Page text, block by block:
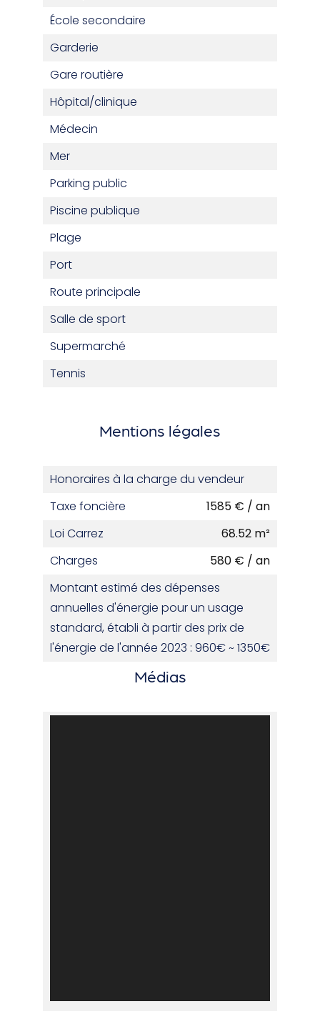
École secondaire
Garderie
Gare routière
Hôpital/clinique
Médecin
Mer
Parking public
Piscine publique
Plage
Port
Route principale
Salle de sport
Supermarché
Tennis
Mentions légales
Honoraires à la charge du vendeur
Taxe foncière
1585 € / an
Loi Carrez
68.52 m²
Charges
580 € / an
Montant estimé des dépenses
annuelles d'énergie pour un usage
standard, établi à partir des prix de
l'énergie de l'année 2023 : 960€ ~ 1350€
Médias